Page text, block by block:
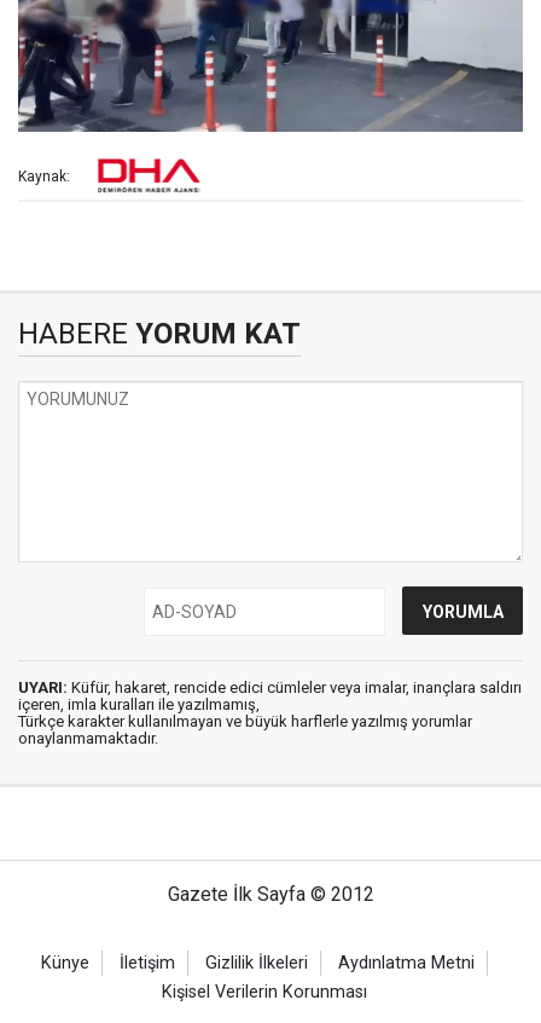
Kaynak:
HABERE YORUM KAT
UYARI: Küfür, hakaret, rencide edici cümleler veya imalar, inançlara saldırı
içeren, imla kuralları ile yazılmamış,
Türkçe karakter kullanılmayan ve büyük harflerle yazılmış yorumlar
onaylanmamaktadır.
Gazete İlk Sayfa © 2012
Künye İletişim Gizlilik İlkeleri
Aydınlatma Metni
Kişisel Verilerin Korunması